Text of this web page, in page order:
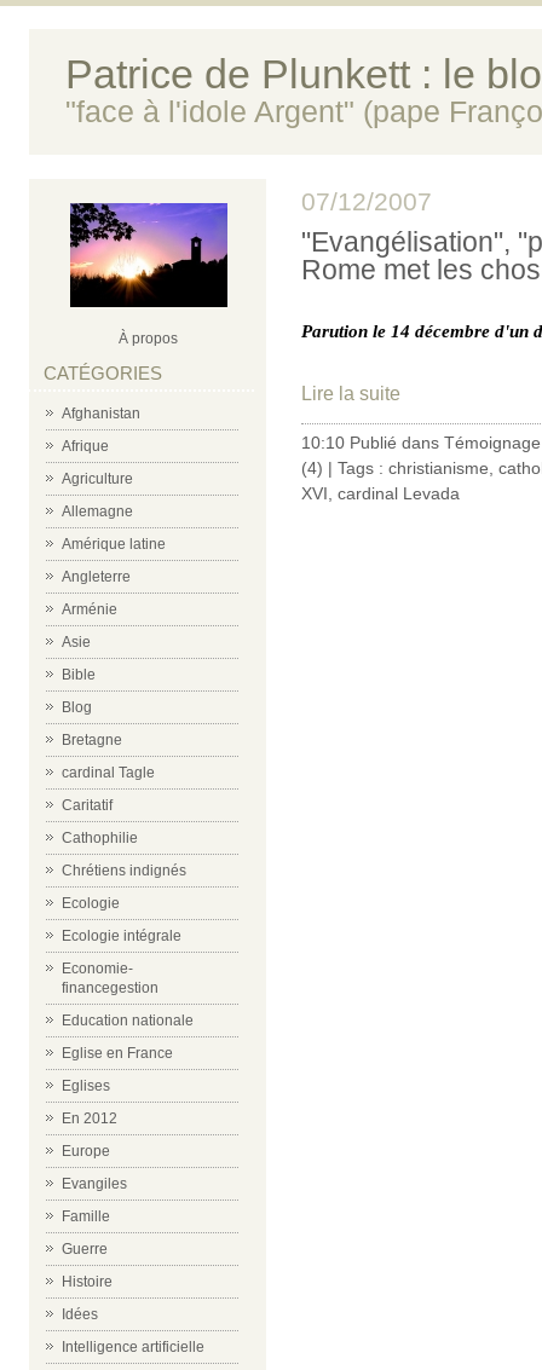
Patrice de Plunkett : le
"face à l'idole Argent" (pape
À propos
CATÉGORIES
Afghanistan
Afrique
Agriculture
Allemagne
Amérique latine
Angleterre
Arménie
Asie
Bible
Blog
Bretagne
cardinal Tagle
Caritatif
Cathophilie
Chrétiens indignés
Ecologie
Ecologie intégrale
Economie-
financegestion
Education nationale
Eglise en France
Eglises
En 2012
Europe
Evangiles
Famille
Guerre
Histoire
Idées
Intelligence artificielle
07/12/2007
"Evangélisation",
Rome met les
Parution le 14 décembre d'un
Lire la suite
10:10 Publié dans
(4) | Tags : christianisme
XVI cardinal Levada